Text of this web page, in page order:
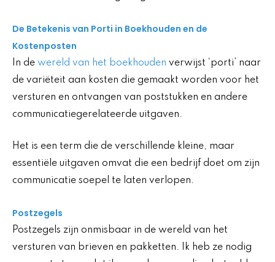
De Betekenis van Porti in Boekhouden en de
Kostenposten
In de wereld van het boekhouden verwijst ‘porti’ naar
de variëteit aan kosten die gemaakt worden voor het
versturen en ontvangen van poststukken en andere
communicatiegerelateerde uitgaven.
Het is een term die de verschillende kleine, maar
essentiële uitgaven omvat die een bedrijf doet om zijn
communicatie soepel te laten verlopen.
Postzegels
Postzegels zijn onmisbaar in de wereld van het
versturen van brieven en pakketten. Ik heb ze nodig